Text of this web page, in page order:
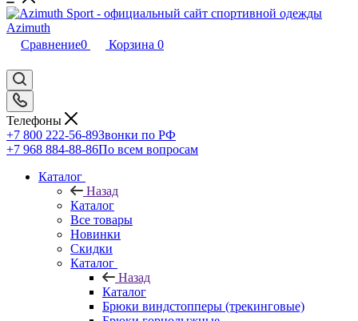
Сравнение0 Корзина 0
Телефоны
+7 800 222-56-89Звонки по РФ
+7 968 884-88-86По всем вопросам
Каталог
Назад
Каталог
Все товары
Новинки
Скидки
Каталог
Назад
Каталог
Брюки виндстопперы (трекинговые)